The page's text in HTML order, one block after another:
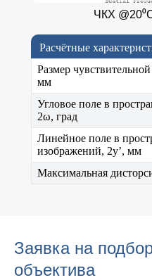
ЧКХ
Расчётные
Размер
мм
Угловое поле в
2ω, град
Линейное поле в
изображений, 2y’, мм
Максимальная
Заявка на
объектива